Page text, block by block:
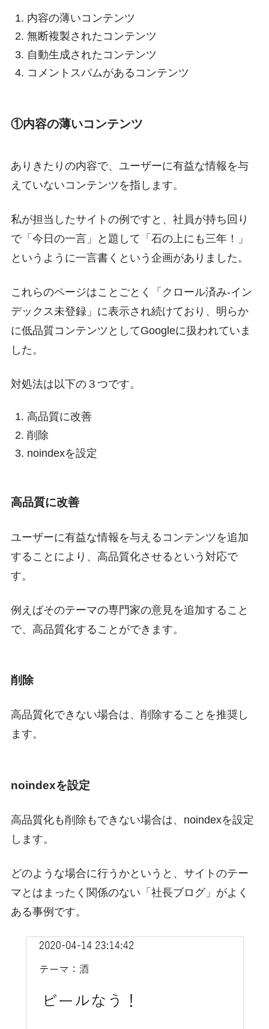
内容の薄いコンテンツ
無断複製されたコンテンツ
自動生成されたコンテンツ
コメントスパムがあるコンテンツ
①内容の薄いコンテンツ
ありきたりの内容で、ユーザーに有益な情報を与
えていないコンテンツを指します。
私が担当したサイトの例ですと、社員が持ち回り
で「今日の一言」と題して「石の上にも三年！」
というように一言書くという企画がありました。
これらのページはことごとく「クロール済み-イン
デックス未登録」に表示され続けており、明らか
に低品質コンテンツとしてGoogleに扱われていま
した。
対処法は以下の３つです。
高品質に改善
削除
noindexを設定
高品質に改善
ユーザーに有益な情報を与えるコンテンツを追加
することにより、高品質化させるという対応で
す。
例えばそのテーマの専門家の意見を追加すること
で、高品質化することができます。
削除
高品質化できない場合は、削除することを推奨し
ます。
noindexを設定
高品質化も削除もできない場合は、noindexを設定
します。
どのような場合に行うかというと、サイトのテー
マとはまったく関係のない「社長ブログ」がよく
ある事例です。